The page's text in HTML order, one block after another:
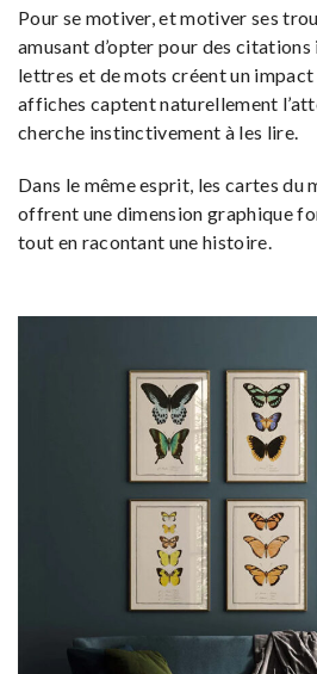
Pour se motiver, et motiver ses
amusant d’opter pour des citations
lettres et de mots créent un
affiches captent naturellement
cherche instinctivement à les lire.
Dans le même esprit, les cartes du
offrent une dimension graphique
tout en racontant une histoire.